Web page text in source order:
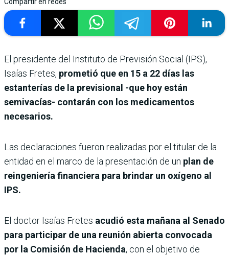
El presidente del Instituto de Previsión Social (IPS),
Isaías Fretes, prometió que en 15 a 22 días las
estanterías de la previsional -que hoy están
semivacías- contarán con los medicamentos
necesarios.
Las declaraciones fueron realizadas por el titular de la
entidad en el marco de la presentación de un plan de
reingeniería financiera para brindar un oxígeno al
IPS.
El doctor Isaías Fretes acudió esta mañana al Senado
para participar de una reunión abierta convocada
por la Comisión de Hacienda, con el objetivo de